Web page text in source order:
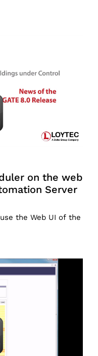
on the web
Server
the Web UI of the